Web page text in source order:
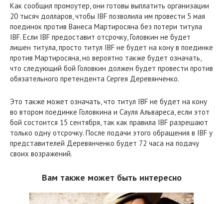
Как сообщил промоутер, они готовы выплатить организации
20 тысяч долларов, чтобы IBF позволила им провести 5 мая
поединок против Ванеса Мартиросяна без потери титула
IBF. Если IBF предоставит отсрочку, Головкин не будет
лишен титула, просто титул IBF не будет на кону в поединке
против Мартиросяна, но вероятно также будет означать,
что следующий бой Головкин должен будет провести против
обязательного претендента Сергея Деревянченко.
Это также может означать, что титул IBF не будет на кону
во втором поединке Головкина и Сауля Альвареса, если этот
бой состоится 15 сентября, так как правила IBF разрешают
только одну отсрочку. После подачи этого обращения в IBF у
представителей Деревянченко будет 72 часа на подачу
своих возражений.
Вам также может быть интересно